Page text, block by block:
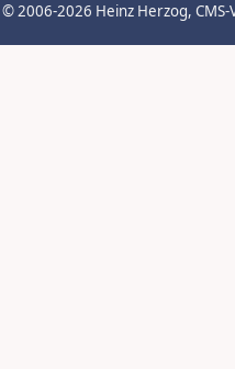
© 2006-2026 Heinz Herzog,